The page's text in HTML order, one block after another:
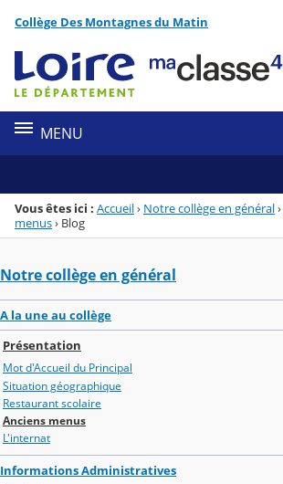
Menu de la rubrique
Contenu
Collège Des Montagnes du Matin
MENU
Vous êtes ici : Accueil› Notre collège en général›
menus› Blog
Notre collège en général
A la une au collège
Présentation
Mot d'Accueil du Principal
Situation géographique
Restaurant scolaire
Anciens menus
L'internat
Informations Administratives